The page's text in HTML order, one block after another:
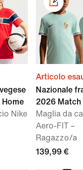
Nike
Articolo
Nazionale
2026 Match
Maglia da
Aero-FIT –
Ragazzo/a
139,99 €